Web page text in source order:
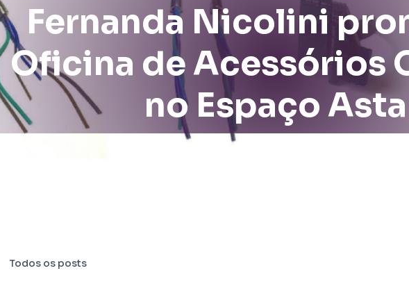
Fernanda Nicolini
Oficina de Acessórios
no Espaço Asta
Todos os posts